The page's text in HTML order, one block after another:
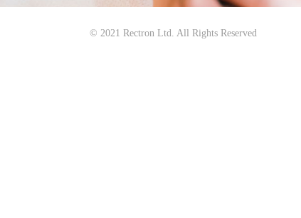
© 2021 Rectron Ltd. All Rights Reserved